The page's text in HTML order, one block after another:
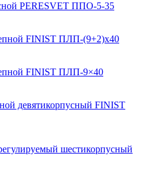
PERESVET ППО-5-35
FINIST ПЛП-(9+2)x40
FINIST ПЛП-9×40
девятикорпусный FINIST
шестикорпусный